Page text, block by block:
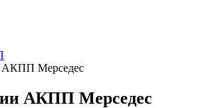
АКПП Мерседес
АКПП Мерседес